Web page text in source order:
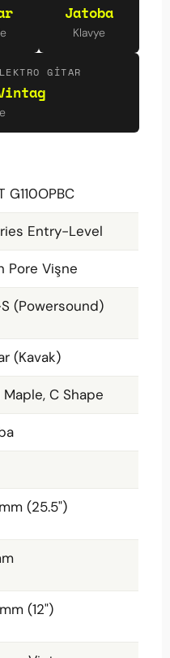
Jatoba
Klavye
GITAR
G110OPBC
Entry-Level
Pore Vişne
(Powersound)
(Kavak)
Maple, C Shape
(25.5")
(12")